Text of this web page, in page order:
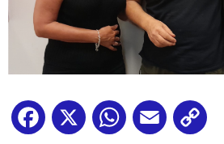
Facebook
X WhatsApp
Email